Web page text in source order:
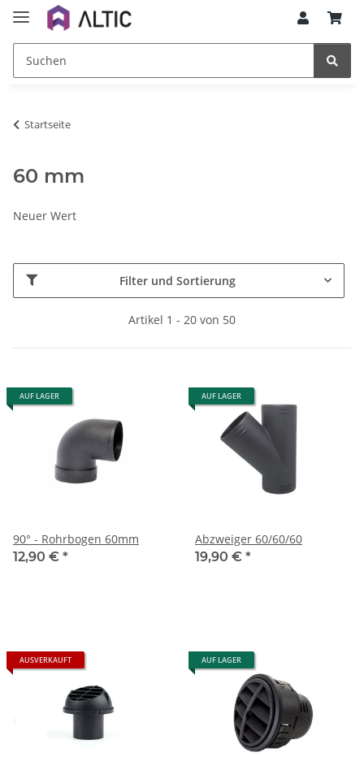
Startseite
60 mm
Neuer Wert
Filter und Sortierung
Artikel 1 - 20 von 50
AUF LAGER
90° - Rohrbogen 60mm
12,90 € *
AUF LAGER
Abzweiger 60/60/60
19,90 € *
AUSVERKAUFT AUF LAGER